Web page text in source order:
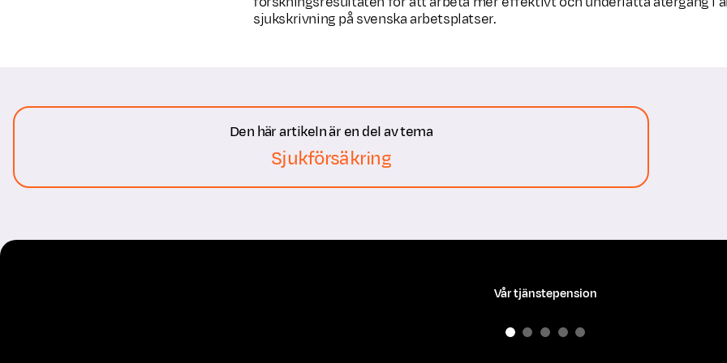
sjukskrivning på svenska arbetsplatser.
Den här artikeln är en del av tema
Sjukförsäkring
Vår tjänstepension